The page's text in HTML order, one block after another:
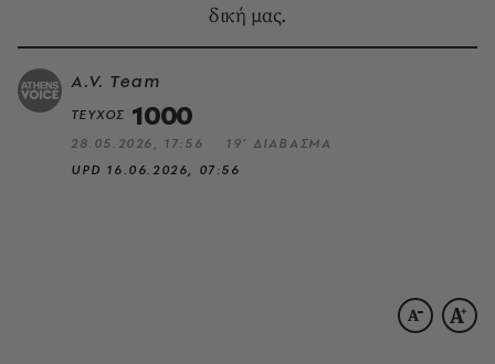
δική μας.
A.V. Team
ΤΕΥΧΟΣ 1000
28.05.2026, 17:56
19’ ΔΙΑΒΑΣΜΑ
UPD 16.06.2026, 07:56